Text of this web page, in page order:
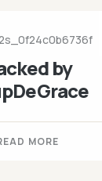
by
MORE